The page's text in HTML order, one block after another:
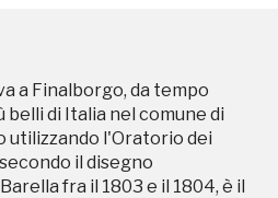
a Finalborgo, da tempo
di Italia nel comune di
utilizzando l'Oratorio dei
il disegno
fra il 1803 e il 1804, è il